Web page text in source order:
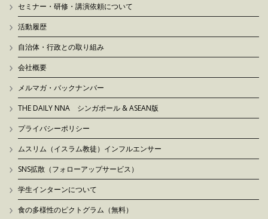
セミナー・研修・講演依頼について
活動履歴
自治体・行政との取り組み
会社概要
メルマガ・バックナンバー
THE DAILY NNA シンガポール & ASEAN版
プライバシーポリシー
ムスリム（イスラム教徒）インフルエンサー
SNS拡散（フォローアップサービス）
学生インターンについて
食の多様性のピクトグラム（無料）